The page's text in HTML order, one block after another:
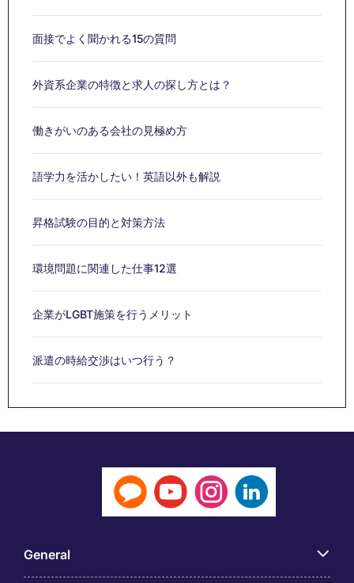
面接でよく聞かれる15の質問
外資系企業の特徴と求人の探し方とは？
働きがいのある会社の見極め方
語学力を活かしたい！英語以外も解説
昇格試験の目的と対策方法
環境問題に関連した仕事12選
企業がLGBT施策を行うメリット
派遣の時給交渉はいつ行う？
General